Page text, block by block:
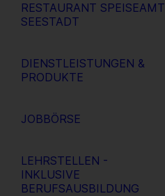
RESTAURANT SPEISEAMT
SEESTADT
DIENSTLEISTUNGEN &
PRODUKTE
JOBBÖRSE
LEHRSTELLEN -
INKLUSIVE
BERUFSAUSBILDUNG